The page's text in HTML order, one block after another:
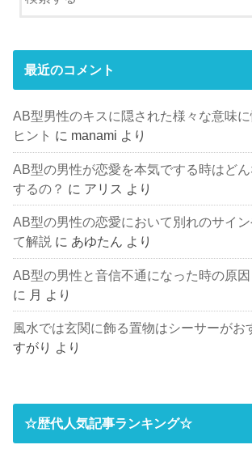
最近のコメント
AB型男性のキスに隠された様々な意味
ヒント に manami より
AB型の男性が恋愛を本気でする時はど
するの？ に アリス より
AB型の男性の恋愛において別れのサイ
て解説 に あゆたん より
AB型の男性と音信不通になった時の原
に 月 より
風水では玄関に飾る置物はシーサーがお
すがり より
☆歴代人気記事ランキング☆